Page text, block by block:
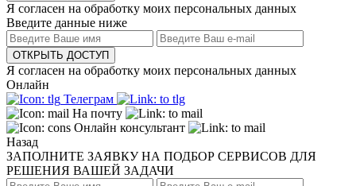
Я согласен на обработку моих персональных данных
Введите данные ниже
ОТКРЫТЬ ДОСТУП
Я согласен на обработку моих персональных данных
Онлайн
Телеграм
На почту
Онлайн консультант
Назад
ЗАПОЛНИТЕ ЗАЯВКУ НА ПОДБОР СЕРВИСОВ ДЛЯ
РЕШЕНИЯ ВАШЕЙ ЗАДАЧИ